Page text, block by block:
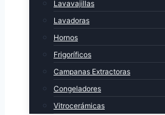
Lavavajillas
Lavadoras
Hornos
Frigoríficos
Campanas Extractoras
Congeladores
Vitrocerámicas